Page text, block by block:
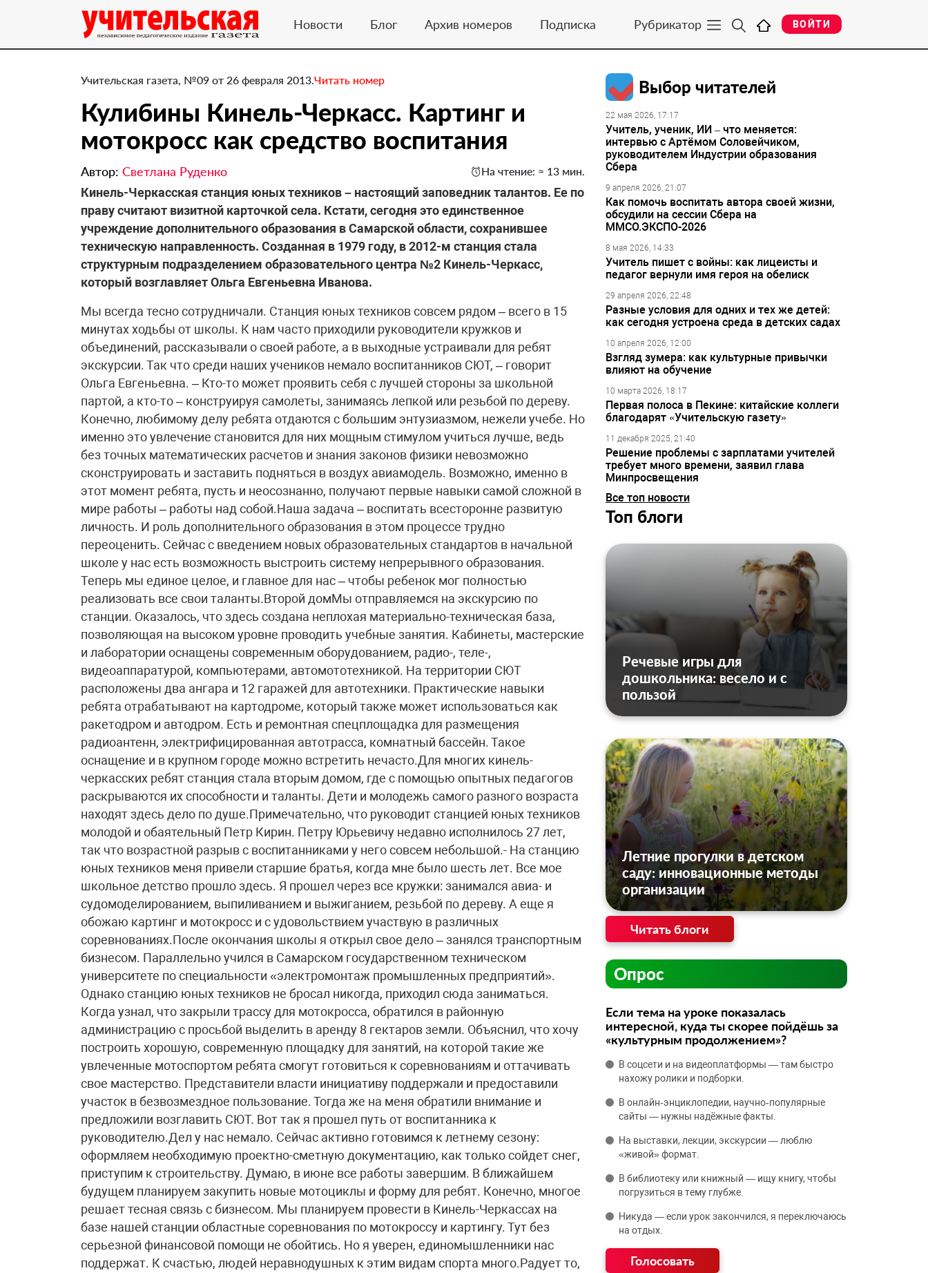
Новости Блог Архив номеров Подписка Рубрикатор ВОЙТИ
Учительская газета, №09 от 26 февраля 2013.Читать номер
Кулибины Кинель-Черкасс. Картинг и
мотокросс как средство воспитания
Автор: Светлана Руденко На чтение: ≈ 13 мин.
​Кинель-Черкасская станция юных техников – настоящий заповедник талантов. Ее по
праву считают визитной карточкой села. Кстати, сегодня это единственное
учреждение дополнительного образования в Самарской области, сохранившее
техническую направленность. Созданная в 1979 году, в 2012-м станция стала
структурным подразделением образовательного центра №2 Кинель-Черкасс,
который возглавляет Ольга Евгеньевна Иванова.
Мы всегда тесно сотрудничали. Станция юных техников совсем рядом – всего в 15
минутах ходьбы от школы. К нам часто приходили руководители кружков и
объединений, рассказывали о своей работе, а в выходные устраивали для ребят
экскурсии. Так что среди наших учеников немало воспитанников СЮТ, – говорит
Ольга Евгеньевна. – Кто-то может проявить себя с лучшей стороны за школьной
партой, а кто-то – конструируя самолеты, занимаясь лепкой или резьбой по дереву.
Конечно, любимому делу ребята отдаются с большим энтузиазмом, нежели учебе. Но
именно это увлечение становится для них мощным стимулом учиться лучше, ведь
без точных математических расчетов и знания законов физики невозможно
сконструировать и заставить подняться в воздух авиамодель. Возможно, именно в
этот момент ребята, пусть и неосознанно, получают первые навыки самой сложной в
мире работы – работы над собой.Наша задача – воспитать всесторонне развитую
личность. И роль дополнительного образования в этом процессе трудно
переоценить. Сейчас с введением новых образовательных стандартов в начальной
школе у нас есть возможность выстроить систему непрерывного образования.
Теперь мы единое целое, и главное для нас – чтобы ребенок мог полностью
реализовать все свои таланты.Второй домМы отправляемся на экскурсию по
станции. Оказалось, что здесь создана неплохая материально-техническая база,
позволяющая на высоком уровне проводить учебные занятия. Кабинеты, мастерские
и лаборатории оснащены современным оборудованием, радио-, теле-,
видеоаппаратурой, компьютерами, автомототехникой. На территории СЮТ
расположены два ангара и 12 гаражей для автотехники. Практические навыки
ребята отрабатывают на картодроме, который также может использоваться как
ракетодром и автодром. Есть и ремонтная спецплощадка для размещения
радиоантенн, электрифицированная автотрасса, комнатный бассейн. Такое
оснащение и в крупном городе можно встретить нечасто.Для многих кинель-
черкасских ребят станция стала вторым домом, где с помощью опытных педагогов
раскрываются их способности и таланты. Дети и молодежь самого разного возраста
находят здесь дело по душе.Примечательно, что руководит станцией юных техников
молодой и обаятельный Петр Кирин. Петру Юрьевичу недавно исполнилось 27 лет,
так что возрастной разрыв с воспитанниками у него совсем небольшой.- На станцию
юных техников меня привели старшие братья, когда мне было шесть лет. Все мое
школьное детство прошло здесь. Я прошел через все кружки: занимался авиа- и
судомоделированием, выпиливанием и выжиганием, резьбой по дереву. А еще я
обожаю картинг и мотокросс и с удовольствием участвую в различных
соревнованиях.После окончания школы я открыл свое дело – занялся транспортным
бизнесом. Параллельно учился в Самарском государственном техническом
университете по специальности «электромонтаж промышленных предприятий».
Однако станцию юных техников не бросал никогда, приходил сюда заниматься.
Когда узнал, что закрыли трассу для мотокросса, обратился в районную
администрацию с просьбой выделить в аренду 8 гектаров земли. Объяснил, что хочу
построить хорошую, современную площадку для занятий, на которой такие же
увлеченные мотоспортом ребята смогут готовиться к соревнованиям и оттачивать
свое мастерство. Представители власти инициативу поддержали и предоставили
участок в безвозмездное пользование. Тогда же на меня обратили внимание и
предложили возглавить СЮТ. Вот так я прошел путь от воспитанника к
руководителю.Дел у нас немало. Сейчас активно готовимся к летнему сезону:
оформляем необходимую проектно-сметную документацию, как только сойдет снег,
приступим к строительству. Думаю, в июне все работы завершим. В ближайшем
будущем планируем закупить новые мотоциклы и форму для ребят. Конечно, многое
решает тесная связь с бизнесом. Мы планируем провести в Кинель-Черкассах на
базе нашей станции областные соревнования по мотокроссу и картингу. Тут без
серьезной финансовой помощи не обойтись. Но я уверен, единомышленники нас
поддержат. К счастью, людей неравнодушных к этим видам спорта много.Радует то,
Выбор читателей
22 мая 2026, 17:17
Учитель, ученик, ИИ – что меняется:
интервью с Артёмом Соловейчиком,
руководителем Индустрии образования
Сбера
9 апреля 2026, 21:07
Как помочь воспитать автора своей жизни,
обсудили на сессии Сбера на
ММСО.ЭКСПО-2026
8 мая 2026, 14:33
Учитель пишет с войны: как лицеисты и
педагог вернули имя героя на обелиск
29 апреля 2026, 22:48
Разные условия для одних и тех же детей:
как сегодня устроена среда в детских садах
10 апреля 2026, 12:00
Взгляд зумера: как культурные привычки
влияют на обучение
10 марта 2026, 18:17
Первая полоса в Пекине: китайские коллеги
благодарят «Учительскую газету»
11 декабря 2025, 21:40
Решение проблемы с зарплатами учителей
требует много времени, заявил глава
Минпросвещения
Все топ новости
Топ блоги
Речевые игры для
дошкольника: весело и с
пользой
Летние прогулки в детском
саду: инновационные методы
организации
Читать блоги
Опрос
Если тема на уроке показалась
интересной, куда ты скорее пойдёшь за
«культурным продолжением»?
В соцсети и на видеоплатформы — там быстро
нахожу ролики и подборки.
В онлайн‑энциклопедии, научно‑популярные
сайты — нужны надёжные факты.
На выставки, лекции, экскурсии — люблю
«живой» формат.
В библиотеку или книжный — ищу книгу, чтобы
погрузиться в тему глубже.
Никуда — если урок закончился, я переключаюсь
на отдых.